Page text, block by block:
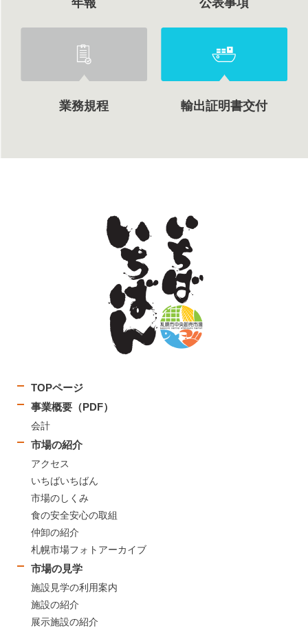
業務規程 輸出証明書交付
TOPページ
事業概要（PDF）
会計
市場の紹介
アクセス
いちばいちばん
市場のしくみ
食の安全安心の取組
仲卸の紹介
札幌市場フォトアーカイブ
市場の見学
施設見学の利用案内
施設の紹介
展示施設の紹介